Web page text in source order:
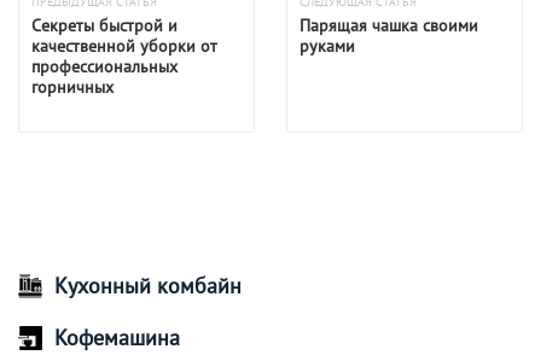
Секреты быстрой и
качественной уборки от
профессиональных
горничных
Парящая чашка своими
руками
Кухонный комбайн
Кофемашина